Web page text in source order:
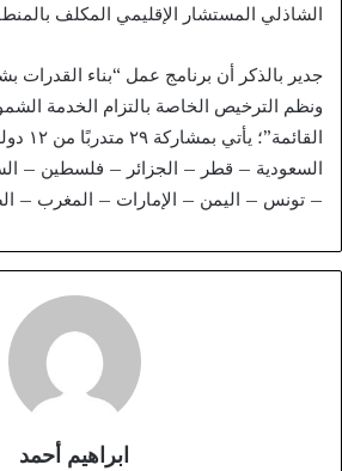
الشاذلي المستشار الإقليمي المكلف
جدير بالذكر أن برنامج عمل “بناء القدرات
ونظم الترخيص الخاصة بالتزام الخدمة
السعودية – قطر – الجزائر – فلسطين –
– تونس – اليمن – الإمارات – المغرب –
ابراهيم أحمد